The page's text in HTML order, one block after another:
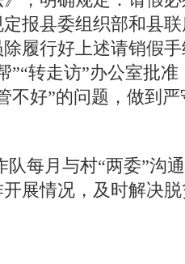
报县委组织部和县
履行好上述请销假
”“转走访”办公室批
不好”的问题，做到
队每月与村“两委”沟
展情况，及时解决